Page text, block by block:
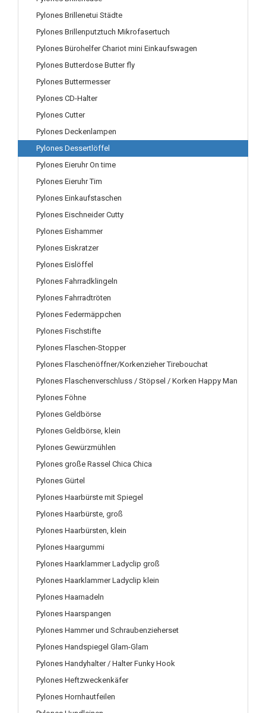
Pylones Brillenetui Städte
Pylones Brillenputztuch Mikrofasertuch
Pylones Bürohelfer Chariot mini Einkaufswagen
Pylones Butterdose Butter fly
Pylones Buttermesser
Pylones CD-Halter
Pylones Cutter
Pylones Deckenlampen
Pylones Dessertlöffel
Pylones Eieruhr On time
Pylones Eieruhr Tim
Pylones Einkaufstaschen
Pylones Eischneider Cutty
Pylones Eishammer
Pylones Eiskratzer
Pylones Eislöffel
Pylones Fahrradklingeln
Pylones Fahrradtröten
Pylones Federmäppchen
Pylones Fischstifte
Pylones Flaschen-Stopper
Pylones Flaschenöffner/Korkenzieher Tirebouchat
Pylones Flaschenverschluss / Stöpsel / Korken Happy Man
Pylones Föhne
Pylones Geldbörse
Pylones Geldbörse, klein
Pylones Gewürzmühlen
Pylones große Rassel Chica Chica
Pylones Gürtel
Pylones Haarbürste mit Spiegel
Pylones Haarbürste, groß
Pylones Haarbürsten, klein
Pylones Haargummi
Pylones Haarklammer Ladyclip groß
Pylones Haarklammer Ladyclip klein
Pylones Haarnadeln
Pylones Haarspangen
Pylones Hammer und Schraubenzieherset
Pylones Handspiegel Glam-Glam
Pylones Handyhalter / Halter Funky Hook
Pylones Heftzweckenkäfer
Pylones Hornhautfeilen